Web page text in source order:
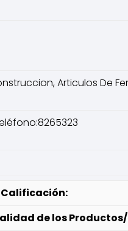
Articulos De
Calificación:
de los